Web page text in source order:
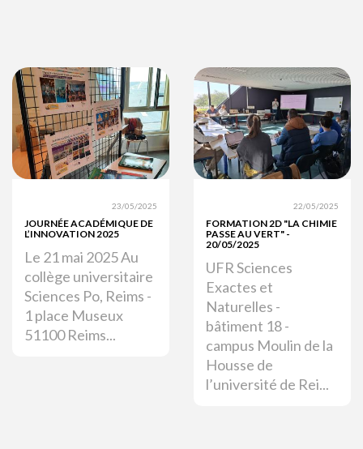
23/05/2025
JOURNÉE ACADÉMIQUE DE
L’INNOVATION 2025
Le 21 mai 2025 Au
collège universitaire
Sciences Po, Reims -
1 place Museux
51100 Reims...
22/05/2025
FORMATION 2D "LA CHIMIE
PASSE AU VERT" -
20/05/2025
UFR Sciences
Exactes et
Naturelles -
bâtiment 18 -
campus Moulin de la
Housse de
l’université de Rei...